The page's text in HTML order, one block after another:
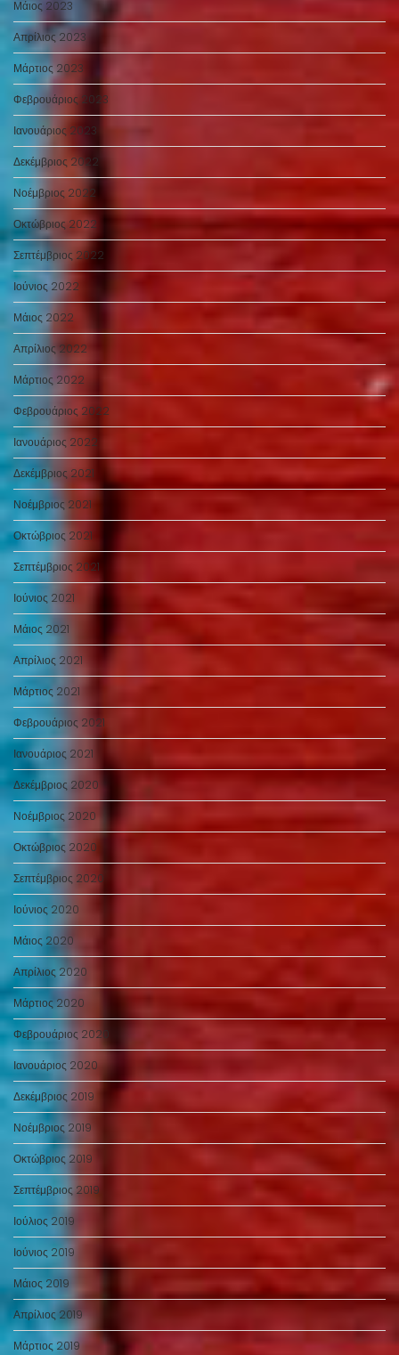
Μάιος 2023
Απρίλιος 2023
Μάρτιος 2023
Φεβρουάριος 2023
Ιανουάριος 2023
Δεκέμβριος 2022
Νοέμβριος 2022
Οκτώβριος 2022
Σεπτέμβριος 2022
Ιούνιος 2022
Μάιος 2022
Απρίλιος 2022
Μάρτιος 2022
Φεβρουάριος 2022
Ιανουάριος 2022
Δεκέμβριος 2021
Νοέμβριος 2021
Οκτώβριος 2021
Σεπτέμβριος 2021
Ιούνιος 2021
Μάιος 2021
Απρίλιος 2021
Μάρτιος 2021
Φεβρουάριος 2021
Ιανουάριος 2021
Δεκέμβριος 2020
Νοέμβριος 2020
Οκτώβριος 2020
Σεπτέμβριος 2020
Ιούνιος 2020
Μάιος 2020
Απρίλιος 2020
Μάρτιος 2020
Φεβρουάριος 2020
Ιανουάριος 2020
Δεκέμβριος 2019
Νοέμβριος 2019
Οκτώβριος 2019
Σεπτέμβριος 2019
Ιούλιος 2019
Ιούνιος 2019
Μάιος 2019
Απρίλιος 2019
Μάρτιος 2019